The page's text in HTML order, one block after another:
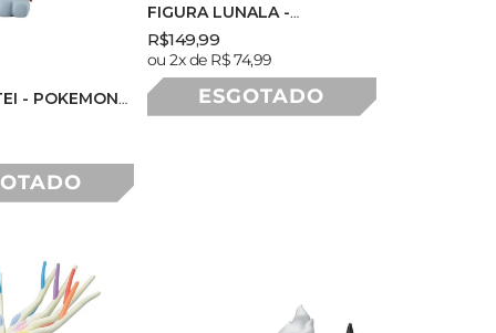
- POKEMON
KIT -
FIGURA LUNALA -
POKEMON - PLASTIC
MODEL KIT - BANDAI
Preço
normal
Preço
normal
Preço
promocional
R$149,99
ou 2x de R$ 74,99
ESGOTADO